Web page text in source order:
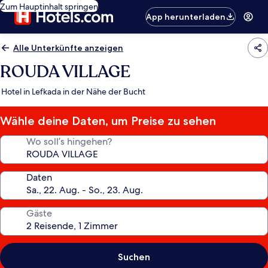
Zum Hauptinhalt springen
App herunterladen
Alle Unterkünfte anzeigen
ROUDA VILLAGE
Hotel in Lefkada in der Nähe der Bucht
Wähle deine Daten, um Preise zu sehen
Wo soll’s hingehen?
Daten
Gäste
Suchen